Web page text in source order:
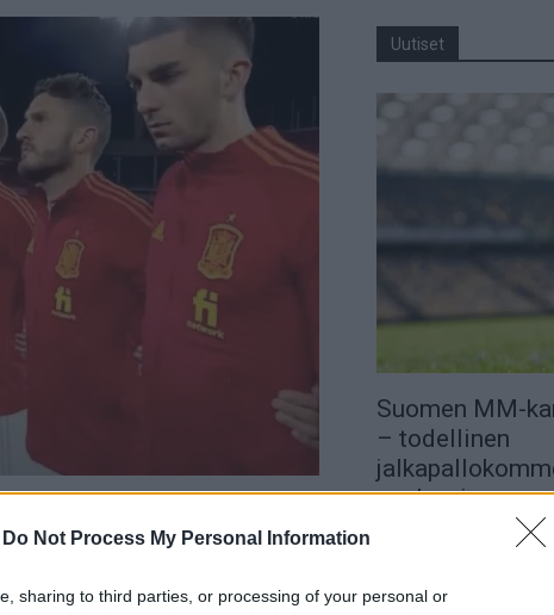
Do Not Process My Personal Information
sharing to third parties, or processing of your personal or
keskiviikkona Ranska taipui
kaksi pistettä Kreikalle.
Uutiset
Suomen MM-
– todellinen
analyysi
Suomen miesten
karsintoja vaihtelevin